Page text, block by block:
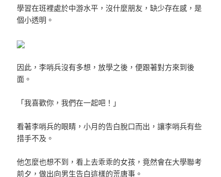
學習在班裡處於中游水平，沒什麼朋友，缺少存在感，是
個小透明。
因此，李哨兵沒有多想，放學之後，便跟著對方來到後
面。
「我喜歡你，我們在一起吧！」
看著李哨兵的眼睛，小月的告白脫口而出，讓李哨兵有些
措手不及。
他怎麼也想不到，看上去乖乖的女孩，竟然會在大學聯考
前夕，做出向男生告白這樣的荒唐事。